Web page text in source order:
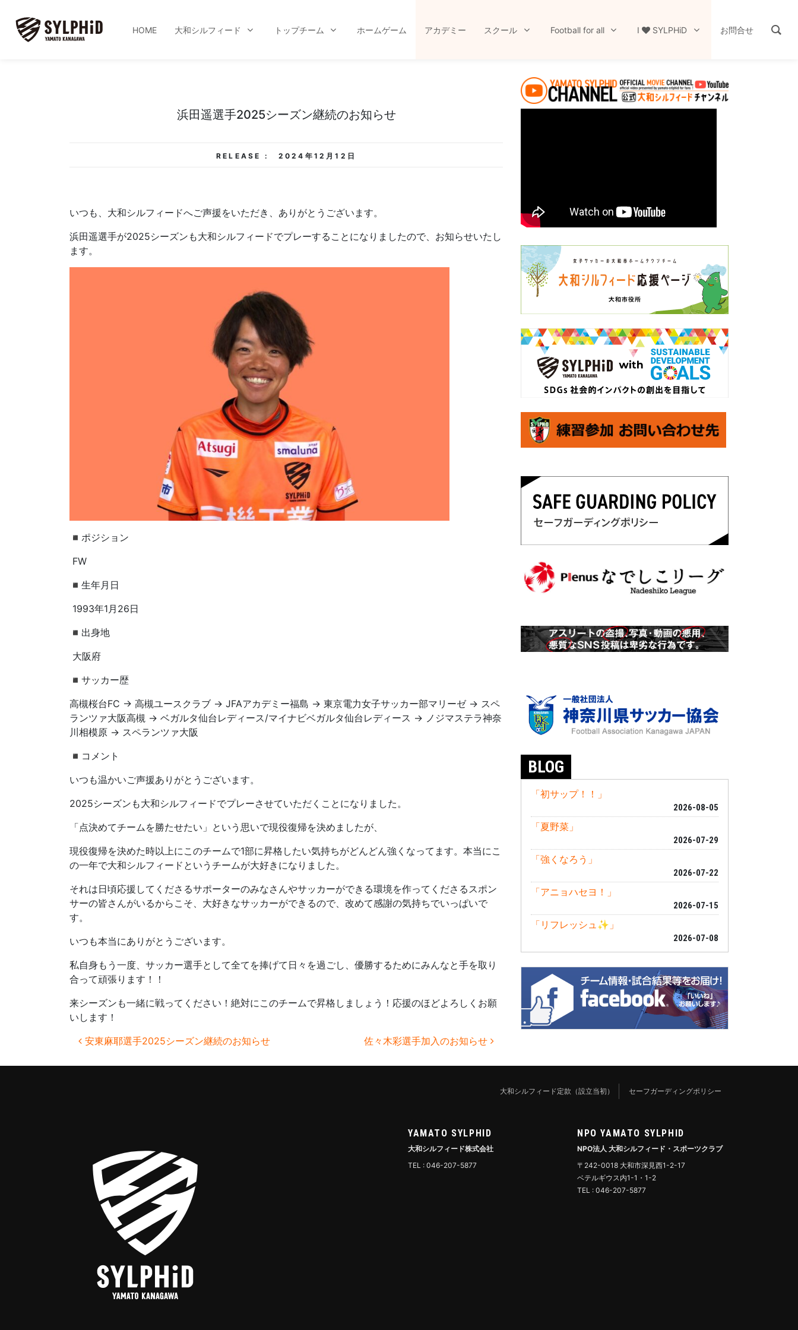
HOME 大和シルフィード トップチーム ホームゲーム アカデミー スクール Football for all I SYLPHiD お問合せ
浜田遥選手2025シーズン継続のお知らせ
RELEASE : 2024年12月12日
いつも、大和シルフィードへご声援をいただき、ありがとうございます。
浜田遥選手が2025シーズンも大和シルフィードでプレーすることになりましたので、お知らせいたし
ます。
◾️ポジション
FW
◾️生年月日
1993年1月26日
◾️出身地
大阪府
◾️サッカー歴
高槻桜台FC → 高槻ユースクラブ → JFAアカデミー福島 → 東京電力女子サッカー部マリーゼ → スペ
ランツァ大阪高槻 → ベガルタ仙台レディース/マイナビベガルタ仙台レディース → ノジマステラ神奈
川相模原 → スペランツァ大阪
◾️コメント
いつも温かいご声援ありがとうございます。
2025シーズンも大和シルフィードでプレーさせていただくことになりました。
「点決めてチームを勝たせたい」という思いで現役復帰を決めましたが、
現役復帰を決めた時以上にこのチームで1部に昇格したい気持ちがどんどん強くなってます。本当にこ
の一年で大和シルフィードというチームが大好きになりました。
それは日頃応援してくださるサポーターのみなさんやサッカーができる環境を作ってくださるスポン
サーの皆さんがいるからこそ、大好きなサッカーができるので、改めて感謝の気持ちでいっぱいで
す。
いつも本当にありがとうございます。
私自身もう一度、サッカー選手として全てを捧げて日々を過ごし、優勝するためにみんなと手を取り
合って頑張ります！！
来シーズンも一緒に戦ってください！絶対にこのチームで昇格しましょう！応援のほどよろしくお願
いします！
投稿ナビゲーション
安東麻耶選手2025シーズン継続のお知らせ 佐々木彩選手加入のお知らせ
BLOG
「初サップ！！」
2026-08-05
「夏野菜」
2026-07-29
「強くなろう」
2026-07-22
「アニョハセヨ！」
2026-07-15
「リフレッシュ✨」
2026-07-08
大和シルフィード定款（設立当初） セーフガーディングポリシー
YAMATO SYLPHID
大和シルフィード株式会社
TEL : 046-207-5877
NPO YAMATO SYLPHID
NPO法人 大和シルフィード・スポーツクラブ
〒242-0018 大和市深見西1-2-17
ベテルギウス内1-1・1-2
TEL : 046-207-5877